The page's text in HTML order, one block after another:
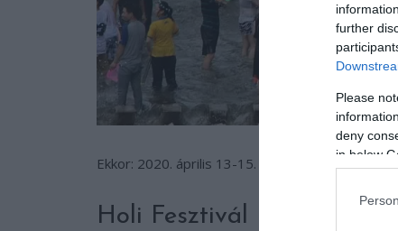
further
Please
deny
in below
Ekkor: 2020. április 13-15.
Holi Fesztivál (India)